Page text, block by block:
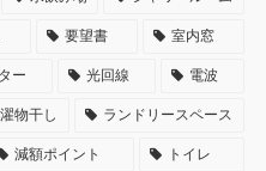
要望書 室内窓
ー 光回線 電波
物干し ランドリースペース
減額ポイント トイレ